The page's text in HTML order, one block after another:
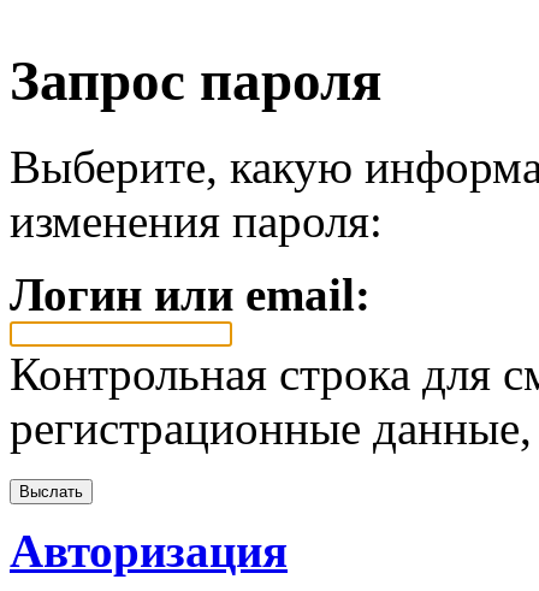
Запрос пароля
Выберите, какую
изменения пароля:
Логин или email:
Контрольная строка для
регистрационные
Авторизация